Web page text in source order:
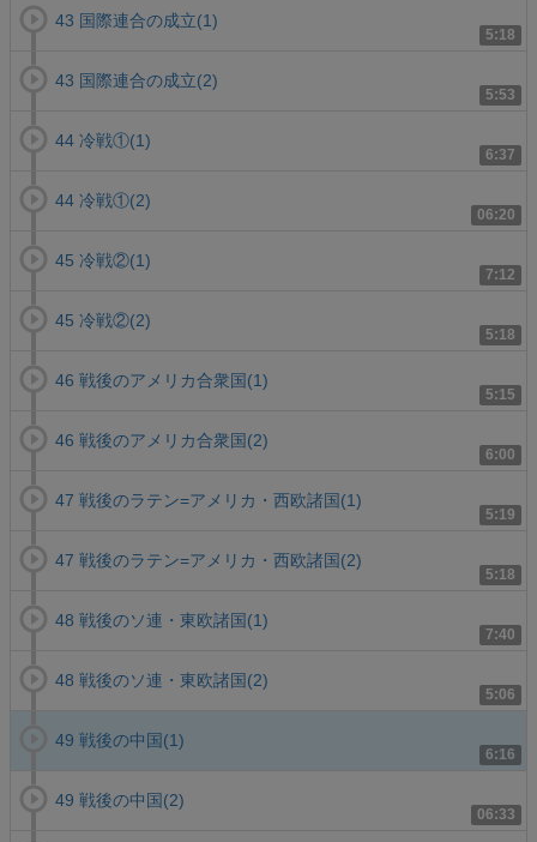
5:18
43 国際連合の成立(1)
5:53
43 国際連合の成立(2)
6:37
44 冷戦①(1)
06:20
44 冷戦①(2)
7:12
45 冷戦②(1)
5:18
45 冷戦②(2)
5:15
46 戦後のアメリカ合衆国(1)
6:00
46 戦後のアメリカ合衆国(2)
5:19
47 戦後のラテン=アメリカ・西欧諸国(1)
5:18
47 戦後のラテン=アメリカ・西欧諸国(2)
7:40
48 戦後のソ連・東欧諸国(1)
5:06
48 戦後のソ連・東欧諸国(2)
6:16
49 戦後の中国(1)
06:33
49 戦後の中国(2)